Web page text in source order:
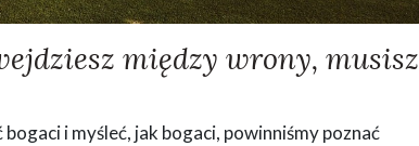
między wrony, musisz
i myśleć, jak bogaci, powinniśmy poznać